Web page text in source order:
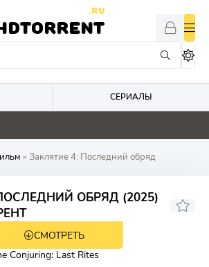
.RU
СЕРИАЛЫ
4.1 5.2 0
» Заклятие 4: Последний обряд
ОБРЯД (2025)
6.561
СМОТРЕТЬ
Conjuring: Last Rites